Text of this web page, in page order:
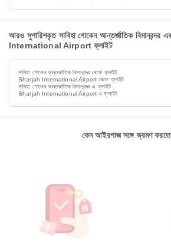
আরও সুপারিশকৃত সাবিহা গোকেন আন্তর্জাতিক বিমানবন্দর
International Airport ফ্লাইট
সাবিহা গোকেন আন্তর্জাতিক বিমানবন্দর থেকে ফ্লাইট
Sharjah International Airport থেকে ফ্লাইট
সাবিহা গোকেন আন্তর্জাতিক বিমানবন্দর এ ফ্লাইট
Sharjah International Airport এ ফ্লাইট
কেন আইরপাজ সঙ্গে ভ্রমণ করতে